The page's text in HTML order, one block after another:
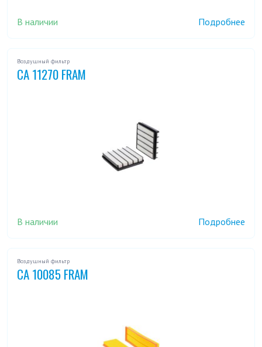
В наличии Подробнее
Воздушный фильтр
CA 11270 FRAM
В наличии Подробнее
Воздушный фильтр
CA 10085 FRAM